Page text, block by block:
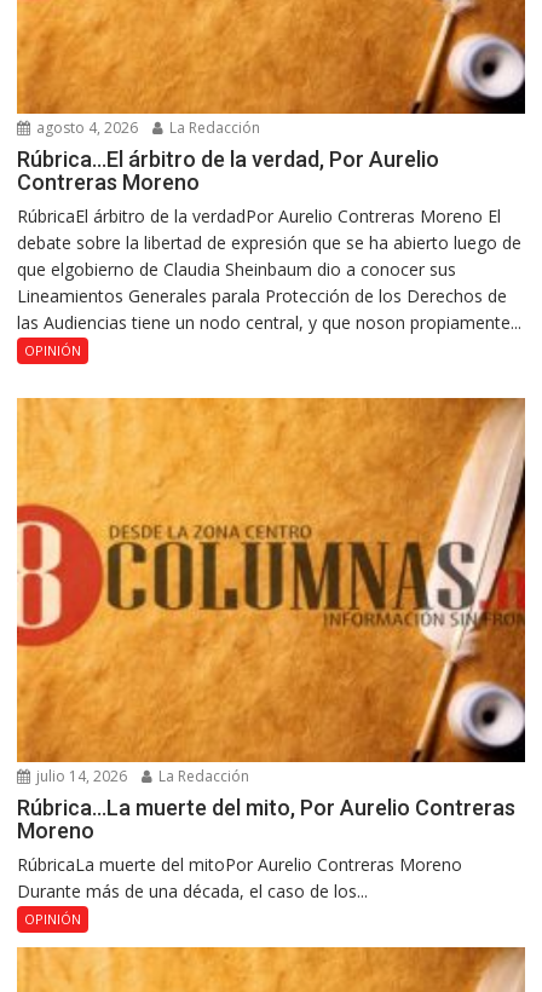
agosto 4, 2026 La Redacción
Rúbrica…El árbitro de la verdad, Por Aurelio
Contreras Moreno
RúbricaEl árbitro de la verdadPor Aurelio Contreras Moreno El
debate sobre la libertad de expresión que se ha abierto luego de
que elgobierno de Claudia Sheinbaum dio a conocer sus
Lineamientos Generales parala Protección de los Derechos de
las Audiencias tiene un nodo central, y que noson propiamente...
OPINIÓN
julio 14, 2026 La Redacción
Rúbrica…La muerte del mito, Por Aurelio Contreras
Moreno
RúbricaLa muerte del mitoPor Aurelio Contreras Moreno
Durante más de una década, el caso de los...
OPINIÓN